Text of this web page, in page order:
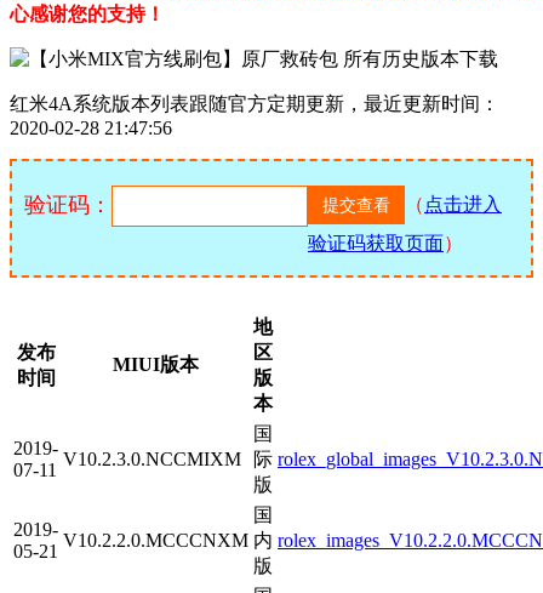
心感谢您的支持！
红米4A系统版本列表跟随官方定期更新，最近更新时间：
2020-02-28 21:47:56
验证码： （ 点击进入
验证码获取页面）
发布
时间
MIUI版本
地
区
版
本
2019-
07-11
V10.2.3.0.NCCMIXM
国
际
版
2019-
05-21
V10.2.2.0.MCCCNXM
国
内
版